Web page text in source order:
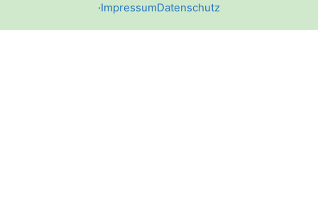
·ImpressumDatenschutz